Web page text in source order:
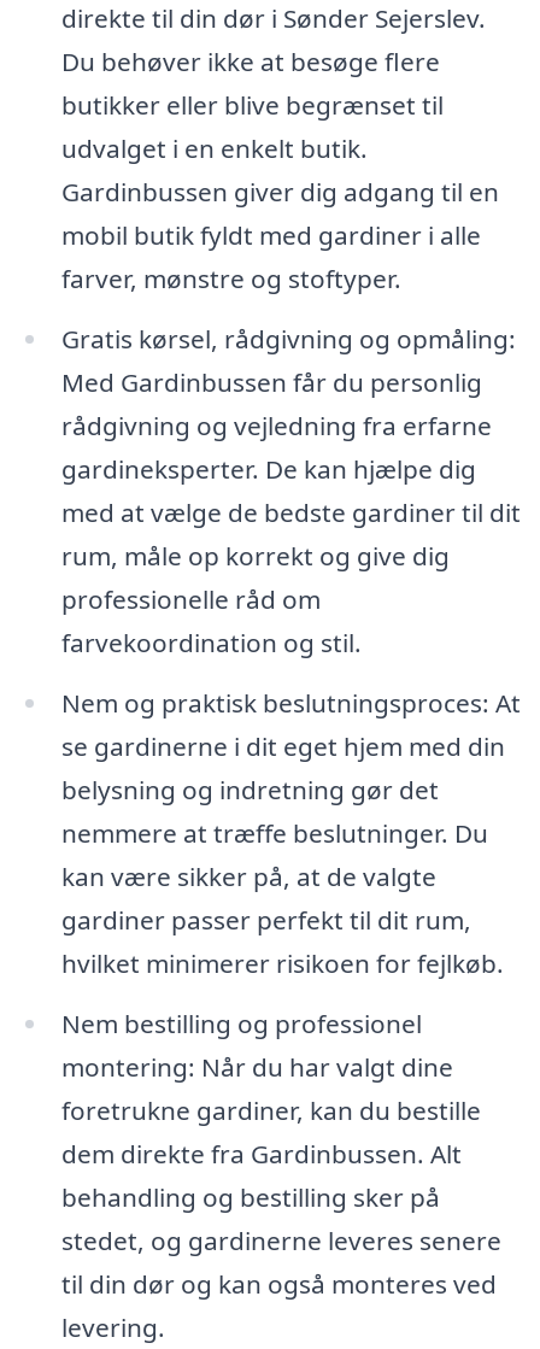
direkte til din dør i Sønder Sejerslev.
Du behøver ikke at besøge flere
butikker eller blive begrænset til
udvalget i en enkelt butik.
Gardinbussen giver dig adgang til en
mobil butik fyldt med gardiner i alle
farver, mønstre og stoftyper.
Gratis kørsel, rådgivning og opmåling:
Med Gardinbussen får du personlig
rådgivning og vejledning fra erfarne
gardineksperter. De kan hjælpe dig
med at vælge de bedste gardiner til dit
rum, måle op korrekt og give dig
professionelle råd om
farvekoordination og stil.
Nem og praktisk beslutningsproces: At
se gardinerne i dit eget hjem med din
belysning og indretning gør det
nemmere at træffe beslutninger. Du
kan være sikker på, at de valgte
gardiner passer perfekt til dit rum,
hvilket minimerer risikoen for fejlkøb.
Nem bestilling og professionel
montering: Når du har valgt dine
foretrukne gardiner, kan du bestille
dem direkte fra Gardinbussen. Alt
behandling og bestilling sker på
stedet, og gardinerne leveres senere
til din dør og kan også monteres ved
levering.